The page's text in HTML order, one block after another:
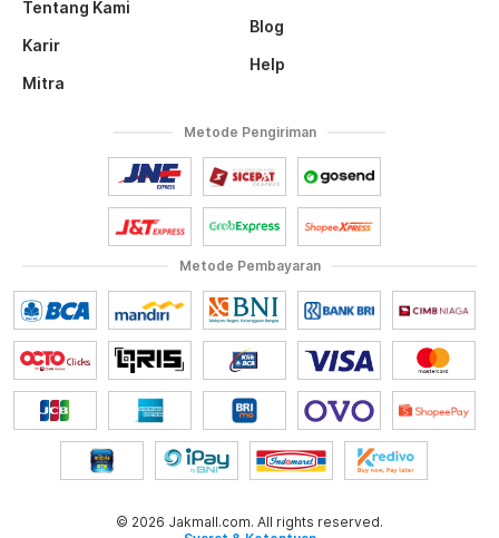
Tentang Kami
Karir
Mitra
Blog
Help
Metode Pembayaran
Metode Pengiriman
© 2026 Jakmall.com. All rights reserved.